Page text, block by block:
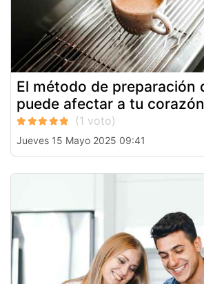
El método de preparación
puede afectar a tu corazón
Jueves 15 Mayo 2025 09:41